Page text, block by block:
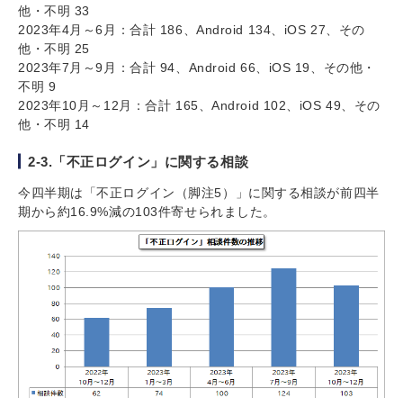
他・不明 33
2023年4月～6月：合計 186、Android 134、iOS 27、その
他・不明 25
2023年7月～9月：合計 94、Android 66、iOS 19、その他・
不明 9
2023年10月～12月：合計 165、Android 102、iOS 49、その
他・不明 14
2-3.「不正ログイン」に関する相談
今四半期は「不正ログイン（脚注5）」に関する相談が前四半
期から約16.9%減の103件寄せられました。